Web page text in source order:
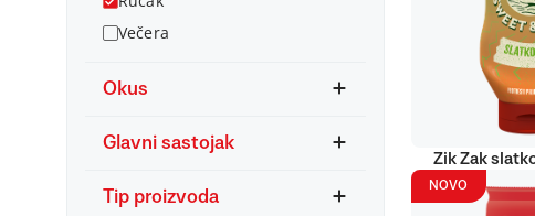
Večera
Okus
Glavni sastojak
Tip proizvoda
Zik Zak
NOVO